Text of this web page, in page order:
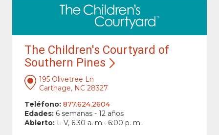
The Children's Courtyard of
Southern Pines
195 Olivetree Ln
Carthage, NC 28327
Teléfono: 877.624.2604
Edades: 6 semanas - 12 años
Abierto: L-V, 6:30 a. m.- 6:00 p. m.